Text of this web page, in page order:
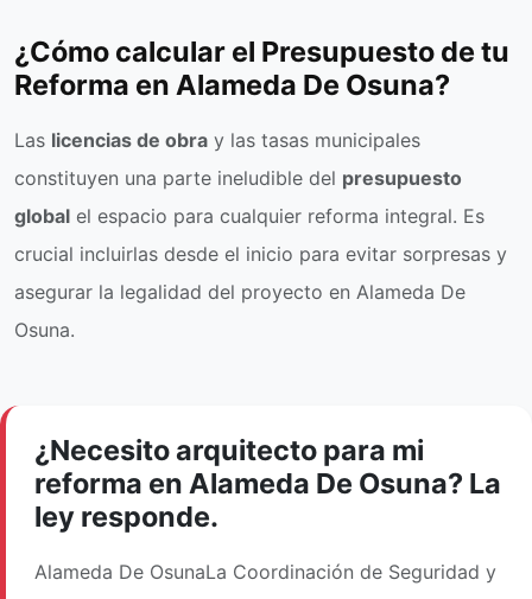
¿Cómo calcular el Presupuesto de tu
Reforma en Alameda De Osuna?
Las licencias de obra y las tasas municipales
constituyen una parte ineludible del presupuesto
global el espacio para cualquier reforma integral. Es
crucial incluirlas desde el inicio para evitar sorpresas y
asegurar la legalidad del proyecto en Alameda De
Osuna.
¿Necesito arquitecto para mi
reforma en Alameda De Osuna? La
ley responde.
Alameda De OsunaLa Coordinación de Seguridad y